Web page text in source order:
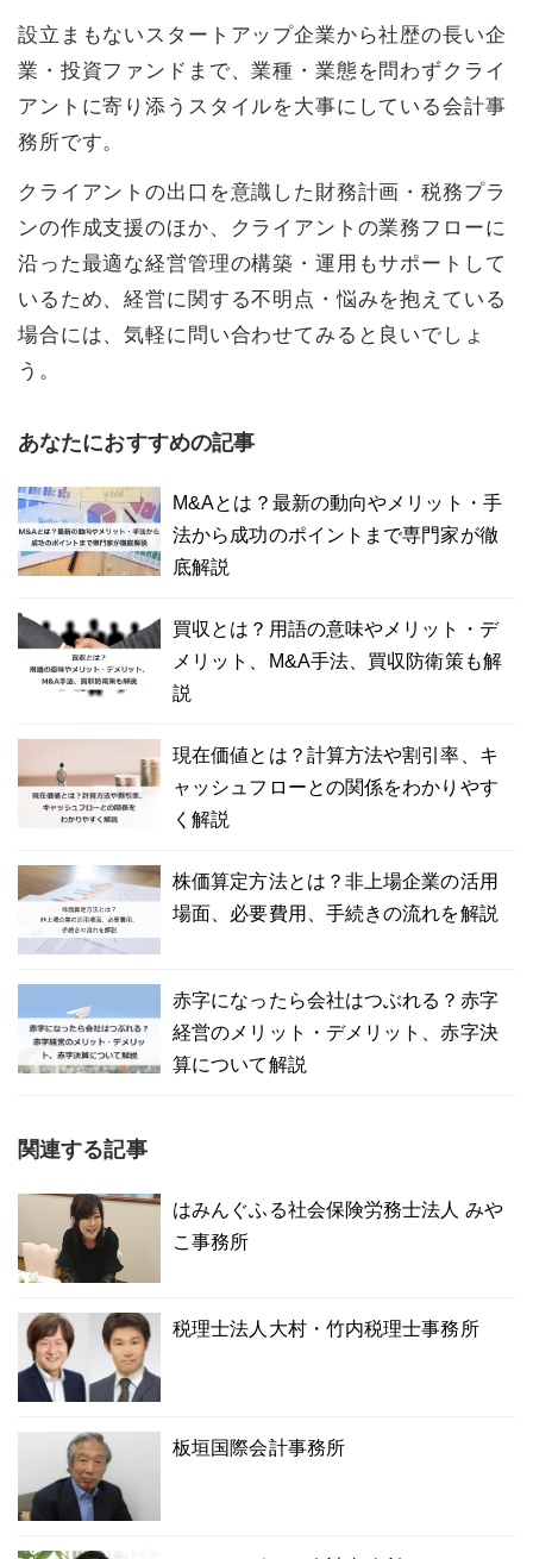
設立まもないスタートアップ企業から社歴の長い企
業・投資ファンドまで、業種・業態を問わずクライ
アントに寄り添うスタイルを大事にしている会計事
務所です。
クライアントの出口を意識した財務計画・税務プラ
ンの作成支援のほか、クライアントの業務フローに
沿った最適な経営管理の構築・運用もサポートして
いるため、経営に関する不明点・悩みを抱えている
場合には、気軽に問い合わせてみると良いでしょ
う。
あなたにおすすめの記事
M&Aとは？最新の動向やメリット・手
法から成功のポイントまで専門家が徹
底解説
買収とは？用語の意味やメリット・デ
メリット、M&A手法、買収防衛策も解
説
現在価値とは？計算方法や割引率、キ
ャッシュフローとの関係をわかりやす
く解説
株価算定方法とは？非上場企業の活用
場面、必要費用、手続きの流れを解説
赤字になったら会社はつぶれる？赤字
経営のメリット・デメリット、赤字決
算について解説
関連する記事
はみんぐふる社会保険労務士法人 みや
こ事務所
税理士法人大村・竹内税理士事務所
板垣国際会計事務所